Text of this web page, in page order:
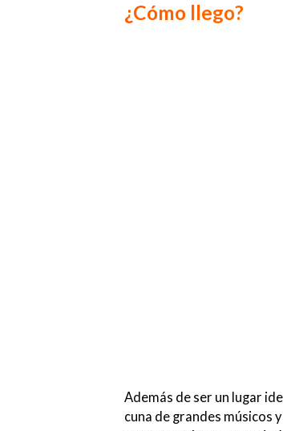
¿Cómo llego?
Además de ser un lugar
cuna de grandes músicos